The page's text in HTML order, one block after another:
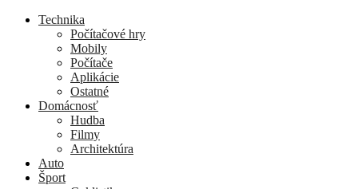
Technika
Počítačové hry
Mobily
Počítače
Aplikácie
Ostatné
Domácnosť
Hudba
Filmy
Architektúra
Auto
Šport